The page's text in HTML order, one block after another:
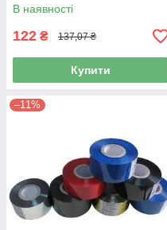
В наявності
122 ₴ 137,07 ₴
Купити
–11%